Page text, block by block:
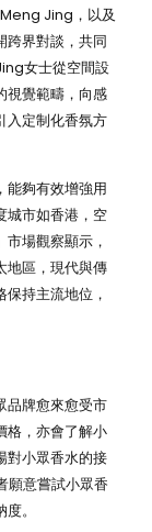
Jing，以及
跨界對談，共同
女士從空間設
視覺範疇，向感
入定制化香氛方
能夠有效增強用
城市如香港，空
場觀察顯示，
地區，現代與傳
持主流地位，
品牌愈來愈受市
格，亦會了解小
對小眾香水的接
願意嘗試小眾香
。